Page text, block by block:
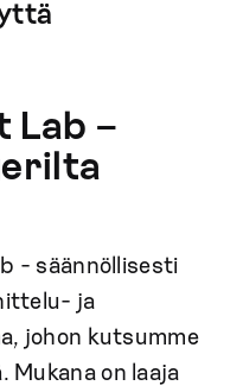
Lab –
- säännöllisesti
ja
johon kutsumme
on laaja